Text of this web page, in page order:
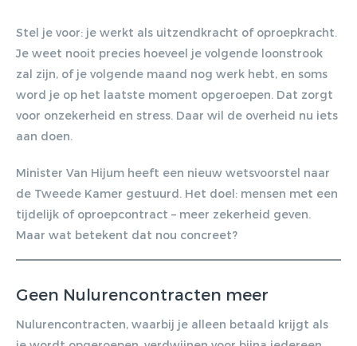
Stel je voor: je werkt als uitzendkracht of oproepkracht.
Je weet nooit precies hoeveel je volgende loonstrook
zal zijn, of je volgende maand nog werk hebt, en soms
word je op het laatste moment opgeroepen. Dat zorgt
voor onzekerheid en stress. Daar wil de overheid nu iets
aan doen.
Minister Van Hijum heeft een nieuw wetsvoorstel naar
de Tweede Kamer gestuurd. Het doel: mensen met een
tijdelijk of oproepcontract – meer zekerheid geven.
Maar wat betekent dat nou concreet?
Geen Nulurencontracten meer
Nulurencontracten, waarbij je alleen betaald krijgt als
magazine